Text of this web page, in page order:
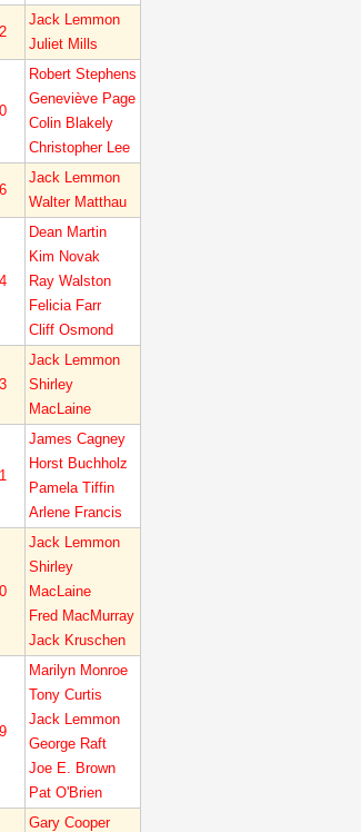
Jack Lemmon
Juliet Mills
Robert Stephens
Geneviève Page
Colin Blakely
Christopher Lee
Jack Lemmon
Walter Matthau
Dean Martin
Kim Novak
Ray Walston
Felicia Farr
Cliff Osmond
Jack Lemmon
Shirley
MacLaine
James Cagney
Horst Buchholz
Pamela Tiffin
Arlene Francis
Jack Lemmon
Shirley
MacLaine
Fred MacMurray
Jack Kruschen
Marilyn Monroe
Tony Curtis
Jack Lemmon
George Raft
Joe E. Brown
Pat O'Brien
Gary Cooper